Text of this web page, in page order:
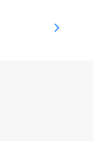
agentes
e pelos